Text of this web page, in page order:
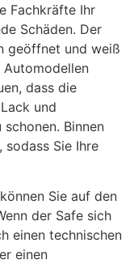
Fachkräfte Ihr
Schäden. Der
geöffnet und weiß
Automodellen
dass die
und
Binnen
Sie Ihre
Sie auf den
der Safe sich
einen technischen
einen